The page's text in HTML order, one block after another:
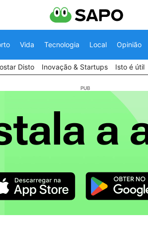
Vida Tecnologia Local Opinião
Disto Inovação & Startups Isto é útil